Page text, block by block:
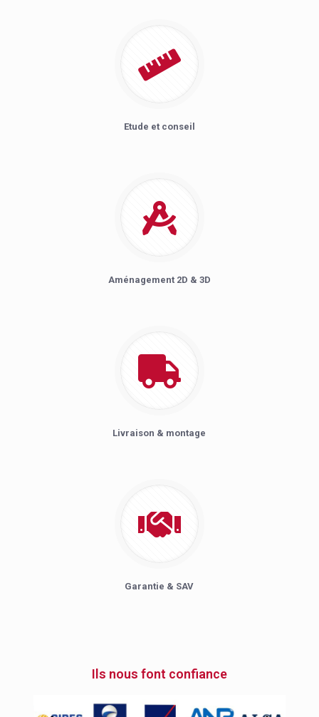
Etude et conseil
Aménagement 2D & 3D
Livraison & montage
Garantie & SAV
Ils nous font confiance